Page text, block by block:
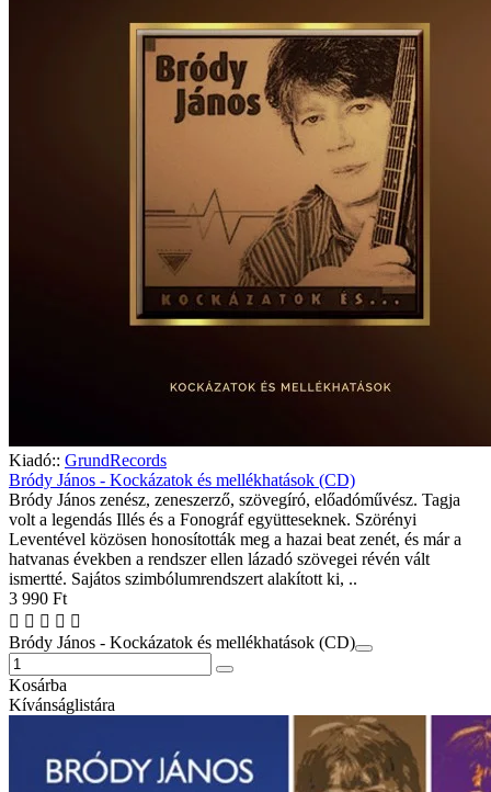
Kiadó:: GrundRecords
Bródy János - Kockázatok és mellékhatások (CD)
Bródy János zenész, zeneszerző, szövegíró, előadóművész. Tagja
volt a legendás Illés és a Fonográf együtteseknek. Szörényi
Leventével közösen honosították meg a hazai beat zenét, és már a
hatvanas években a rendszer ellen lázadó szövegei révén vált
ismertté. Sajátos szimbólumrendszert alakított ki, ..
3 990 Ft
Bródy János - Kockázatok és mellékhatások (CD)
Kosárba
Kívánságlistára